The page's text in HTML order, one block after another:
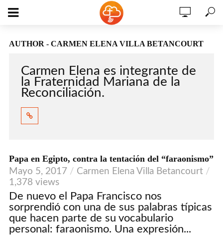
AUTHOR - CARMEN ELENA VILLA BETANCOURT
Carmen Elena es integrante de
la Fraternidad Mariana de la
Reconciliación.
Papa en Egipto, contra la tentación del “faraonismo”
Mayo 5, 2017
Carmen Elena Villa Betancourt
1,378 views
De nuevo el Papa Francisco nos
sorprendió con una de sus palabras típicas
que hacen parte de su vocabulario
personal: faraonismo. Una expresión...